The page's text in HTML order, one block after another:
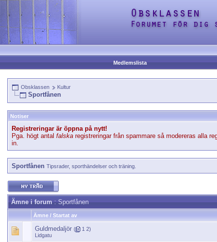
Medlemslista
Obsklassen Kultur
Sportfånen
Notiser
Registreringar är öppna på nytt!
Pga. högt antal falska registreringar från spammare så modereras alla
in.
Sportfånen Tipsrader, sporthändelser och träning.
Ämne i forum: Sportfånen
Ämne / Startat av
Guldmedaljör ( 1 2)
Lidgatu